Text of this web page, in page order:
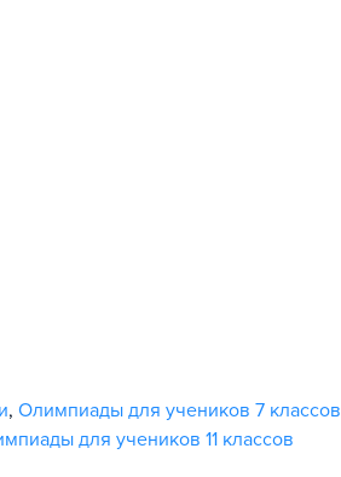
, Олимпиады для учеников 7 классов
для учеников 11 классов